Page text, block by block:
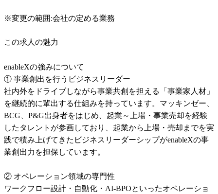
※変更の範囲:会社の定める業務
この求人の魅力
enableXの強みについて
① 事業創出を行うビジネスリーダー
社内外をドライブしながら事業共創を担える「事業家人材」
を継続的に輩出する仕組みを持っています。マッキンゼー、
BCG、P&G出身者をはじめ、起業～上場・事業売却を経験
したタレントが参画しており、起業から上場・売却までを実
践で積み上げてきたビジネスリーダーシップがenableXの事
業創出力を担保しています。
② オペレーション領域の専門性
ワークフロー設計・自動化・AI-BPOといったオペレーショ